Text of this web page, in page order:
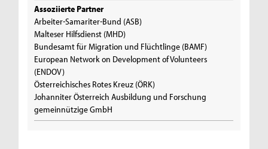
Assoziierte Partner
Arbeiter-Samariter-Bund (ASB)
Malteser Hilfsdienst (MHD)
Bundesamt für Migration und Flüchtlinge (BAMF)
European Network on Development of Volunteers
(ENDOV)
Österreichisches Rotes Kreuz (ÖRK)
Johanniter Österreich Ausbildung und Forschung
gemeinnützige GmbH